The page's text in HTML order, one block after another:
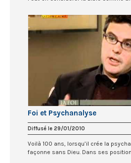
Foi et Psychanalyse
Diffusé le 29/01/2010
Voilà 100 ans, lorsqu’il crée la
façonne sans Dieu. Dans ses